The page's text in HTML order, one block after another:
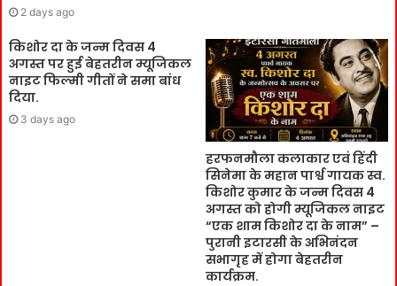
2 days ago
किशोर दा के जन्म दिवस 4
अगस्त पर हुई बेहतरीन म्यूजिकल
नाइट फिल्मी गीतों ने समा बांध
दिया.
3 days ago
हरफनमौला कलाकार एवं हिंदी
सिनेमा के महान पार्श्व गायक स्व.
किशोर कुमार के जन्म दिवस 4
अगस्त को होगी म्यूजिकल नाइट
“एक शाम किशोर दा के नाम” –
पुरानी इटारसी के अभिनंदन
सभागृह में होगा बेहतरीन
कार्यक्रम.